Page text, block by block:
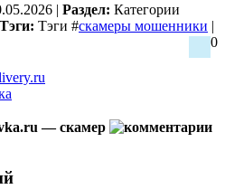
| Раздел: Категории
Тэги: Тэги #скамеры мошенники |
0
— скамер